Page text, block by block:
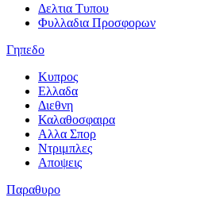
Δελτια Τυπου
Φυλλαδια Προσφορων
Γηπεδο
Κυπρος
Ελλαδα
Διεθνη
Καλαθοσφαιρα
Αλλα Σπορ
Ντριμπλες
Αποψεις
Παραθυρο